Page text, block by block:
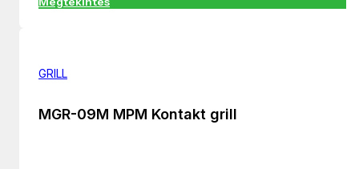
GRILL
MGR-09M MPM Kontakt grill